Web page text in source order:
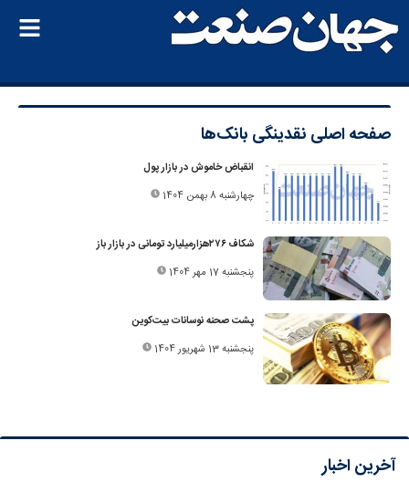
صفحه اصلی نقدینگی بانک‌ها
انقباض خاموش در بازار پول
چهارشنبه 8 بهمن 1404
شکاف ۲۷۶‌هزار‌میلیارد تومانی در بازار باز
پنجشنبه 17 مهر 1404
پشت صحنه نوسانات بیت‌کوین
پنجشنبه 13 شهریور 1404
آخرین اخبار